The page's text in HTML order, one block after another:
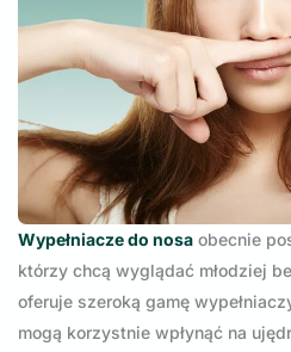
Wypełniacze do nosa obecnie
którzy chcą wyglądać młodziej
oferuje szeroką gamę
mogą korzystnie wpłynąć na